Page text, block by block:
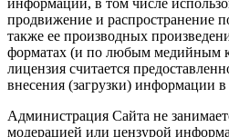
информации, в том числе
продвижение и распространение
также ее производных
форматах (и по любым медийным
лицензия считается
внесения (загрузки) информации
Администрация Сайта не
модерацией или цензурой